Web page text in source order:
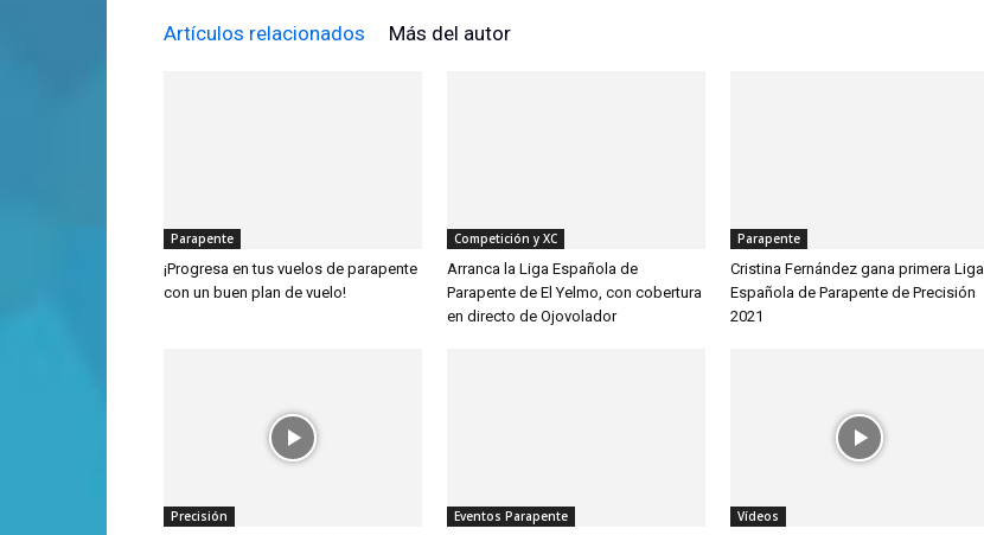
Artículos relacionados Más del autor
Parapente
¡Progresa en tus vuelos de parapente
con un buen plan de vuelo!
Competición y XC
Arranca la Liga Española de
Parapente de El Yelmo, con cobertura
en directo de Ojovolador
Parapente
Cristina Fernández gana primera Liga
Española de Parapente de Precisión
2021
Precisión Eventos Parapente Vídeos